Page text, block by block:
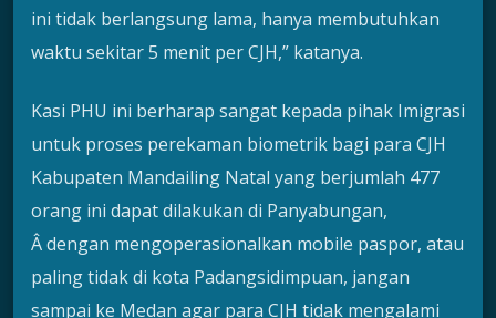
ini tidak berlangsung lama, hanya membutuhkan
waktu sekitar 5 menit per CJH,” katanya.
Kasi PHU ini berharap sangat kepada pihak Imigrasi
untuk proses perekaman biometrik bagi para CJH
Kabupaten Mandailing Natal yang berjumlah 477
orang ini dapat dilakukan di Panyabungan,
Â dengan mengoperasionalkan mobile paspor, atau
paling tidak di kota Padangsidimpuan, jangan
sampai ke Medan agar para CJH tidak mengalami